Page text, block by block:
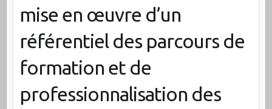
mise en œuvre d’un
référentiel des parcours de
formation et de
professionnalisation des